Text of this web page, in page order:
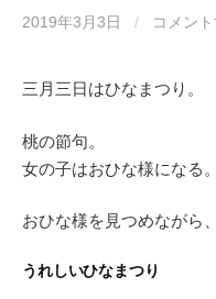
2019年3月3日 / コメン
三月三日はひなまつり。
桃の節句。
女の子はおひな様になる。
おひな様を見つめながら
うれしいひなまつり